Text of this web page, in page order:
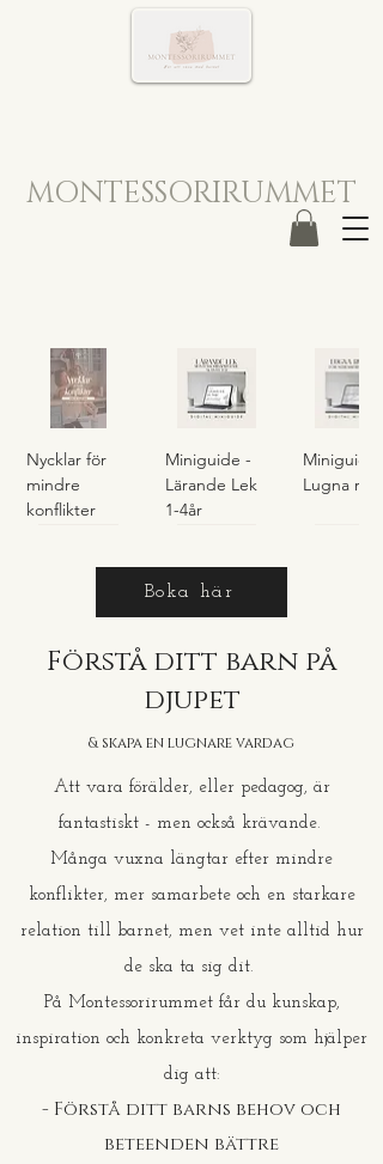
MONTESSORIRUMMET
Nycklar för
mindre
konflikter
Miniguide -
Lärande Lek
1-4år
Miniguide -
Lugna
sommaraktivit
Ökat
i fokus" -
Barnens rum
Boka här
Förstå ditt barn på
djupet
& skapa en lugnare vardag
Att vara förälder, eller pedagog, är
fantastiskt - men också krävande.
Många vuxna längtar efter mindre
konflikter, mer samarbete och en starkare
relation till barnet, men vet inte alltid hur
de ska ta sig dit.
På Montessorirummet får du kunskap,
inspiration och konkreta verktyg som hjälper
dig att:
- Förstå ditt barns behov och
beteenden bättre